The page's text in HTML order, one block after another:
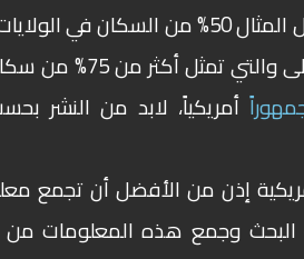
فعلى سبيل المثال 50% من السكان
يتبعون التوقيت الغربي، بالإضافة
أمريكياً، لابد من النشر
إذن من الأفضل أن تجمع
وجمع هذه المعلومات